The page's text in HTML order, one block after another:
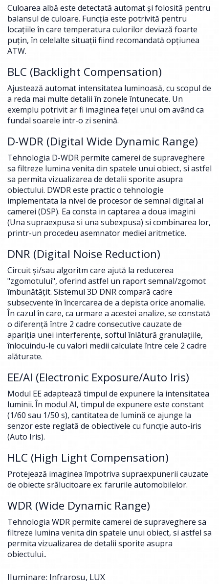
Culoarea albă este detectată automat şi folosită pentru
balansul de culoare. Funcţia este potrivită pentru
locaţiile în care temperatura culorilor deviază foarte
puţin, în celelalte situaţii fiind recomandată opţiunea
ATW.
BLC (Backlight Compensation)
Ajustează automat intensitatea luminoasă, cu scopul de
a reda mai multe detalii în zonele întunecate. Un
exemplu potrivit ar fi imaginea feţei unui om având ca
fundal soarele intr-o zi senină.
D-WDR (Digital Wide Dynamic Range)
Tehnologia D-WDR permite camerei de supraveghere
sa filtreze lumina venita din spatele unui obiect, si astfel
sa permita vizualizarea de detalii sporite asupra
obiectului. DWDR este practic o tehnologie
implementata la nivel de procesor de semnal digital al
camerei (DSP). Ea consta in captarea a doua imagini
(Una supraexpusa si una subexpusa) si combinarea lor,
printr-un procedeu asemnator mediei aritmetice.
DNR (Digital Noise Reduction)
Circuit şi/sau algoritm care ajută la reducerea
"zgomotului", oferind astfel un raport semnal/zgomot
îmbunătăţit. Sistemul 3D DNR compară cadre
subsecvente în încercarea de a depista orice anomalie.
În cazul în care, ca urmare a acestei analize, se constată
o diferenţă între 2 cadre consecutive cauzate de
apariţia unei interferenţe, softul înlătură granulaţiile,
înlocuindu-le cu valori medii calculate între cele 2 cadre
alăturate.
EE/AI (Electronic Exposure/Auto Iris)
Modul EE adaptează timpul de expunere la intensitatea
luminii. În modul AI, timpul de expunere este constant
(1/60 sau 1/50 s), cantitatea de lumină ce ajunge la
senzor este reglată de obiectivele cu funcţie auto-iris
(Auto Iris).
HLC (High Light Compensation)
Protejează imaginea împotriva supraexpunerii cauzate
de obiecte srălucitoare ex: farurile automobilelor.
WDR (Wide Dynamic Range)
Tehnologia WDR permite camerei de supraveghere sa
filtreze lumina venita din spatele unui obiect, si astfel sa
permita vizualizarea de detalii sporite asupra
obiectului..
Iluminare: Infrarosu, LUX